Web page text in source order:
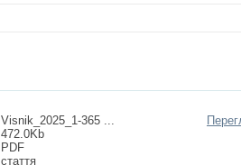
Visnik_2025_1-365 ...
472.0Kb
PDF
стаття